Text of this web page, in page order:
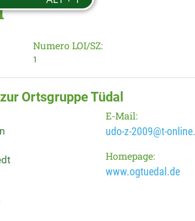
Numero LOI/SZ:
1
Ortsgruppe Tüdal
E-Mail:
udo-z-2009@t-
Homepage:
www.ogtuedal.de